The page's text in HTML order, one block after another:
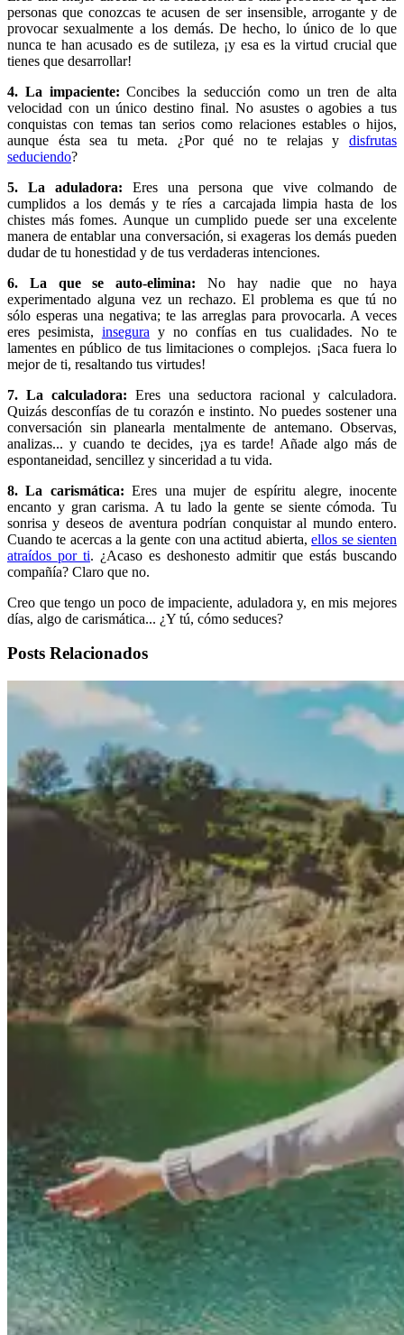
personas que conozcas te acusen de ser insensible, arrogante y de
provocar sexualmente a los demás. De hecho, lo único de lo que
nunca te han acusado es de sutileza, ¡y esa es la virtud crucial que
tienes que desarrollar!
4. La impaciente: Concibes la seducción como un tren de alta
velocidad con un único destino final. No asustes o agobies a tus
conquistas con temas tan serios como relaciones estables o hijos,
aunque ésta sea tu meta. ¿Por qué no te relajas y disfrutas
seduciendo?
5. La aduladora: Eres una persona que vive colmando de
cumplidos a los demás y te ríes a carcajada limpia hasta de los
chistes más fomes. Aunque un cumplido puede ser una excelente
manera de entablar una conversación, si exageras los demás pueden
dudar de tu honestidad y de tus verdaderas intenciones.
6. La que se auto-elimina: No hay nadie que no haya
experimentado alguna vez un rechazo. El problema es que tú no
sólo esperas una negativa; te las arreglas para provocarla. A veces
eres pesimista, insegura y no confías en tus cualidades. No te
lamentes en público de tus limitaciones o complejos. ¡Saca fuera lo
mejor de ti, resaltando tus virtudes!
7. La calculadora: Eres una seductora racional y calculadora.
Quizás desconfías de tu corazón e instinto. No puedes sostener una
conversación sin planearla mentalmente de antemano. Observas,
analizas... y cuando te decides, ¡ya es tarde! Añade algo más de
espontaneidad, sencillez y sinceridad a tu vida.
8. La carismática: Eres una mujer de espíritu alegre, inocente
encanto y gran carisma. A tu lado la gente se siente cómoda. Tu
sonrisa y deseos de aventura podrían conquistar al mundo entero.
Cuando te acercas a la gente con una actitud abierta,ellos se sienten
atraídos por ti. ¿Acaso es deshonesto admitir que estás buscando
compañía? Claro que no.
Creo que tengo un poco de impaciente, aduladora y, en mis mejores
días, algo de carismática... ¿Y tú, cómo seduces?
Posts Relacionados